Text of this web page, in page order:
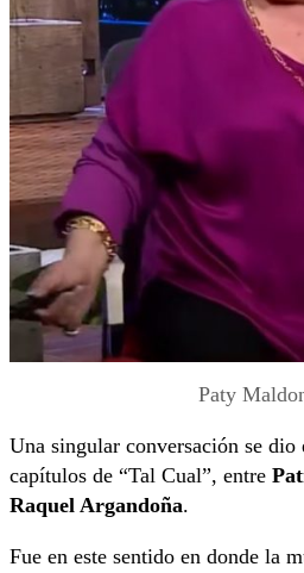
Paty
Una singular conversación se
capítulos de “Tal Cual”, entre
Raquel Argandoña.
Fue en este sentido en donde la